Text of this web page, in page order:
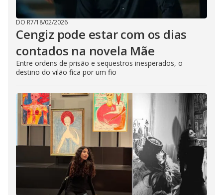
DO R7/18/02/2026
Cengiz pode estar com os dias
contados na novela Mãe
Entre ordens de prisão e sequestros inesperados, o
destino do vilão fica por um fio